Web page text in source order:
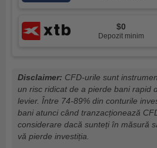
$0
Depozit minim
Disclaimer: CFD-urile sunt
un risc ridicat de a pierde bani rapid
levier. Între 74-89% din conturile
bani atunci când tranzacționează
considerare dacă sunteți în măsură
vă pierde investiția.